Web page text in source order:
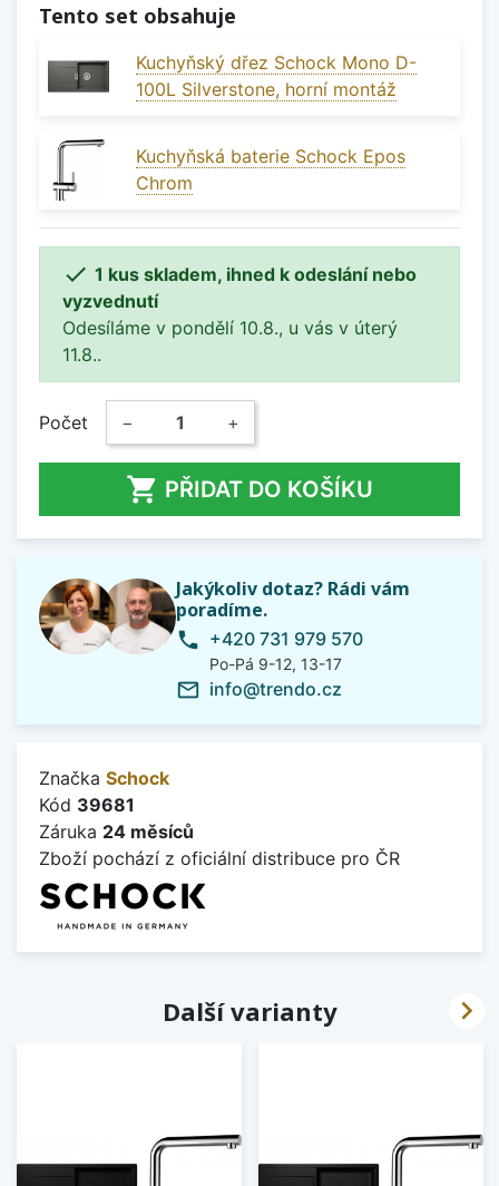
Tento set obsahuje
Kuchyňský dřez Schock Mono D-
100L Silverstone, horní montáž
Kuchyňská baterie Schock Epos
Chrom
 1 kus skladem, ihned k odeslání nebo
vyzvednutí
Odesíláme v pondělí 10.8., u vás v úterý
11.8..
Počet − +
 PŘIDAT DO KOŠÍKU
Jakýkoliv dotaz? Rádi vám
poradíme.
phone +420 731 979 570
Po-Pá 9-12, 13-17
mail_outline info@trendo.cz
Značka Schock
Kód 39681
Záruka 24 měsíců
Zboží pochází z oficiální distribuce pro ČR
Další varianty 